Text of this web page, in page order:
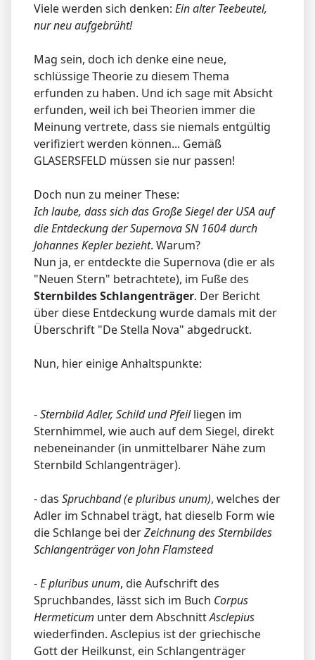
Viele werden sich denken: Ein alter Teebeutel,
nur neu aufgebrüht!
Mag sein, doch ich denke eine neue,
schlüssige Theorie zu diesem Thema
erfunden zu haben. Und ich sage mit Absicht
erfunden, weil ich bei Theorien immer die
Meinung vertrete, dass sie niemals entgültig
verifiziert werden können... Gemäß
GLASERSFELD müssen sie nur passen!
Doch nun zu meiner These:
Ich laube, dass sich das Große Siegel der USA auf
die Entdeckung der Supernova SN 1604 durch
Johannes Kepler bezieht. Warum?
Nun ja, er entdeckte die Supernova (die er als
"Neuen Stern" betrachtete), im Fuße des
Sternbildes Schlangenträger. Der Bericht
über diese Entdeckung wurde damals mit der
Überschrift "De Stella Nova" abgedruckt.
Nun, hier einige Anhaltspunkte:
-Sternbild Adler, Schild und Pfeilliegen im
Sternhimmel, wie auch auf dem Siegel, direkt
nebeneinander (in unmittelbarer Nähe zum
Sternbild Schlangenträger).
- das Spruchband (e pluribus unum), welches der
Adler im Schnabel trägt, hat dieselb Form wie
die Schlange bei derZeichnung des Sternbildes
Schlangenträger von John Flamsteed
-E pluribus unum, die Aufschrift des
Spruchbandes, lässt sich im Buch Corpus
Hermeticum unter dem AbschnittAsclepius
wiederfinden. Asclepius ist der griechische
Gott der Heilkunst, ein Schlangenträger